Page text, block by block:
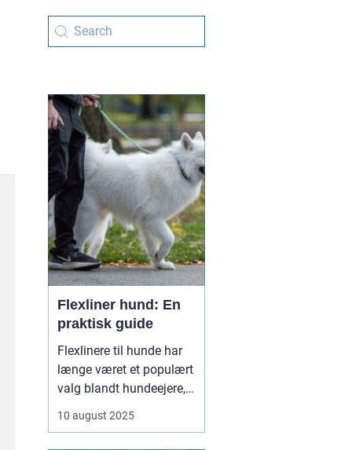
Flexliner hund: En
praktisk guide
Flexlinere til hunde har
længe været et populært
valg blandt hundeejere,
firbenede ven frihed til at
10 august 2025